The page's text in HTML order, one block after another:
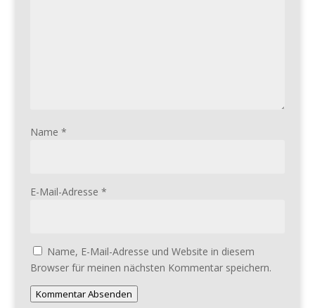
Name *
E-Mail-Adresse *
Name, E-Mail-Adresse und Website in diesem
Browser für meinen nächsten Kommentar speichern.
Kommentar Absenden